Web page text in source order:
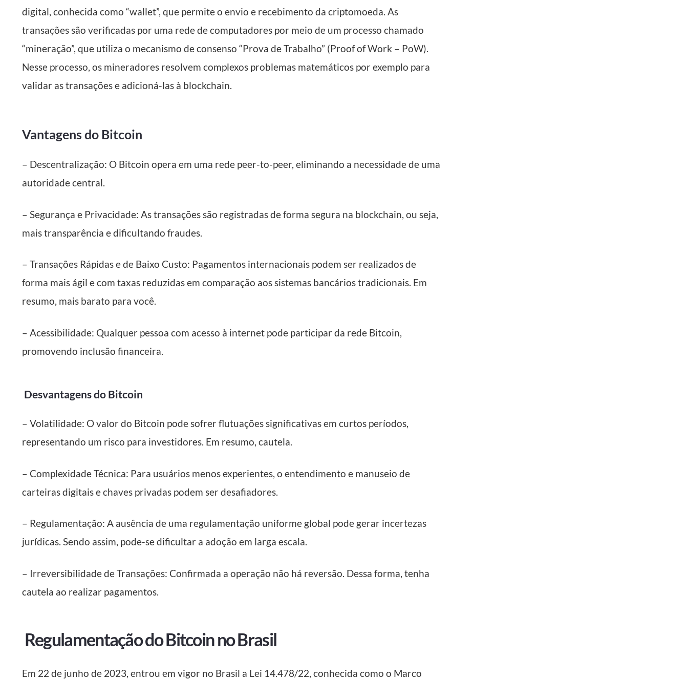
digital, conhecida como “wallet”, que permite o envio e recebimento da criptomoeda. As
transações são verificadas por uma rede de computadores por meio de um processo chamado
“mineração”, que utiliza o mecanismo de consenso “Prova de Trabalho” (Proof of Work – PoW).
Nesse processo, os mineradores resolvem complexos problemas matemáticos por exemplo para
validar as transações e adicioná-las à blockchain.
Vantagens do Bitcoin
– Descentralização: O Bitcoin opera em uma rede peer-to-peer, eliminando a necessidade de uma
autoridade central.
– Segurança e Privacidade: As transações são registradas de forma segura na blockchain, ou seja,
mais transparência e dificultando fraudes.
– Transações Rápidas e de Baixo Custo: Pagamentos internacionais podem ser realizados de
forma mais ágil e com taxas reduzidas em comparação aos sistemas bancários tradicionais. Em
resumo, mais barato para você.
– Acessibilidade: Qualquer pessoa com acesso à internet pode participar da rede Bitcoin,
promovendo inclusão financeira.
Desvantagens do Bitcoin
– Volatilidade: O valor do Bitcoin pode sofrer flutuações significativas em curtos períodos,
representando um risco para investidores. Em resumo, cautela.
– Complexidade Técnica: Para usuários menos experientes, o entendimento e manuseio de
carteiras digitais e chaves privadas podem ser desafiadores.
– Regulamentação: A ausência de uma regulamentação uniforme global pode gerar incertezas
jurídicas. Sendo assim, pode-se dificultar a adoção em larga escala.
– Irreversibilidade de Transações: Confirmada a operação não há reversão. Dessa forma, tenha
cautela ao realizar pagamentos.
Regulamentação do Bitcoin no Brasil
Em 22 de junho de 2023, entrou em vigor no Brasil a Lei 14.478/22, conhecida como o Marco